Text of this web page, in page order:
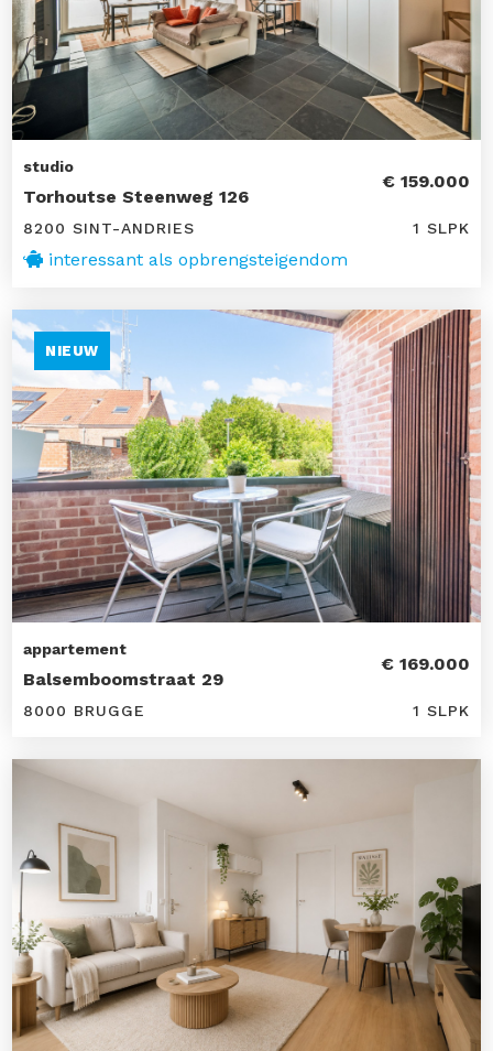
studio
Torhoutse Steenweg 126
€ 159.000
8200 SINT-ANDRIES 1 SLPK
interessant als opbrengsteigendom
NIEUW
appartement
Balsemboomstraat 29
€ 169.000
8000 BRUGGE 1 SLPK